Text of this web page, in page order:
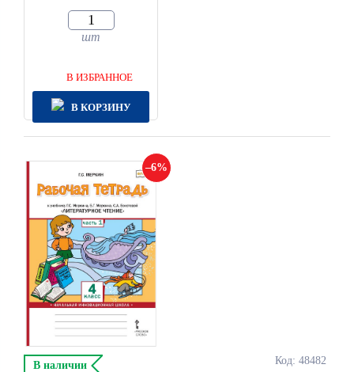
шт
В ИЗБРАННОЕ
В КОРЗИНУ
6
Код: 48482
В наличии